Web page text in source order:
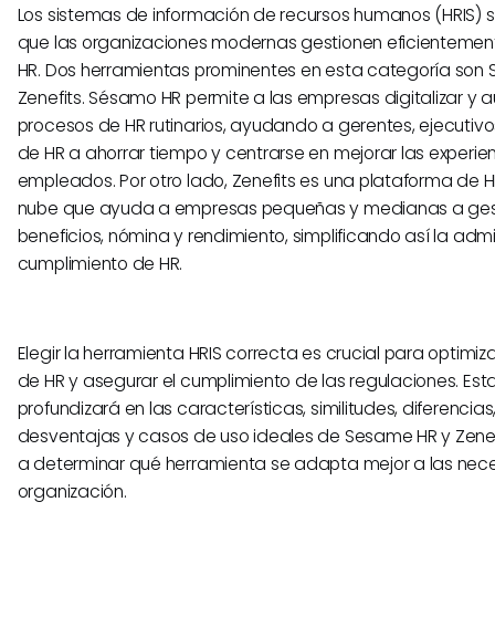
Los sistemas de información de recursos humanos (HRIS)
que las organizaciones modernas gestionen
HR. Dos herramientas prominentes en esta categoría son
Zenefits. Sésamo HR permite a las empresas digitalizar y
procesos de HR rutinarios, ayudando a gerentes,
de HR a ahorrar tiempo y centrarse en mejorar las
empleados. Por otro lado, Zenefits es una plataforma de
nube que ayuda a empresas pequeñas y medianas a
beneficios, nómina y rendimiento, simplificando así la
cumplimiento de HR.
Elegir la herramienta HRIS correcta es crucial para
de HR y asegurar el cumplimiento de las regulaciones.
profundizará en las características, similitudes,
desventajas y casos de uso ideales de Sesame HR y
a determinar qué herramienta se adapta mejor a las
organización.